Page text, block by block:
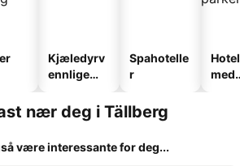
Kjæledyrv
ennlige
Spahotelle
r
med
nær deg i Tällberg
være interessante for deg...